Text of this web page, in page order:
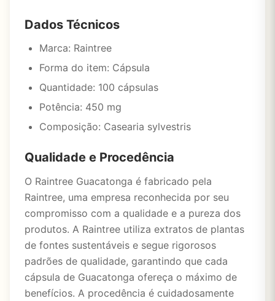
Dados Técnicos
Marca: Raintree
Forma do item: Cápsula
Quantidade: 100 cápsulas
Potência: 450 mg
Composição: Casearia sylvestris
Qualidade e Procedência
O Raintree Guacatonga é fabricado pela
Raintree, uma empresa reconhecida por seu
compromisso com a qualidade e a pureza dos
produtos. A Raintree utiliza extratos de plantas
de fontes sustentáveis e segue rigorosos
padrões de qualidade, garantindo que cada
cápsula de Guacatonga ofereça o máximo de
benefícios. A procedência é cuidadosamente